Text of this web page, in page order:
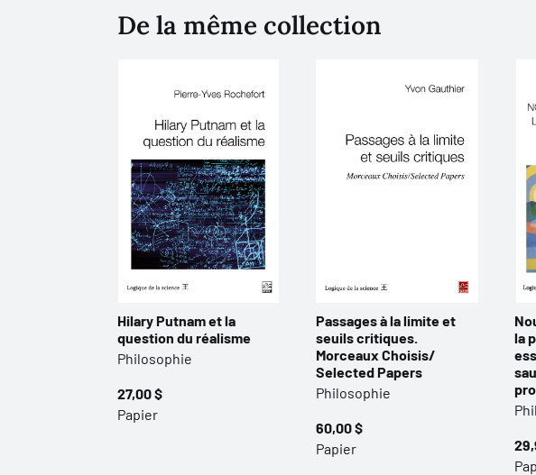
De la même collection
Hilary Putnam et la
question du réalisme
Philosophie
27,00 $
Papier
Passages à la limite et
seuils critiques.
Morceaux Choisis/
Selected Papers
Philosophie
60,00 $
Papier
la